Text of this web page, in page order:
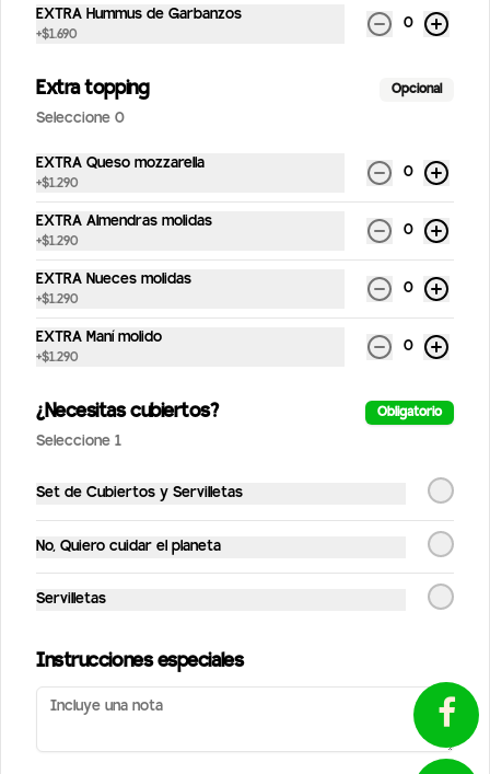
¿Tienes alguna sugerencia?
Escríbenos aquí 💬
Toca para abrir →
Snicker de Maní
Snicker de maní, dátiles y chocolate
Conócenos
Despachos
Términos y condiciones
Facebook
Mi cuenta
Pedir
Iniciar sesión
EXTRA Hummus de Garbanzos
+$1.690
0
Extra topping Opcional
Seleccione 0
EXTRA Queso mozzarella
+$1.290
0
EXTRA Almendras molidas
+$1.290
0
EXTRA Nueces molidas
+$1.290
0
EXTRA Maní molido
+$1.290
0
¿Necesitas cubiertos? Obligatorio
Seleccione 1
Set de Cubiertos y Servilletas
No, Quiero cuidar el planeta
Servilletas
Instrucciones especiales